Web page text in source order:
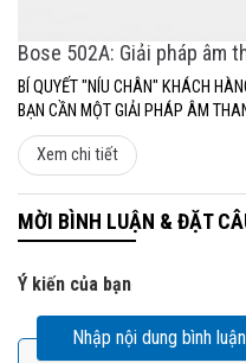
Bose 502A: Giải pháp âm
BÍ QUYẾT "NÍU CHÂN" KHÁCH
BẠN CẦN MỘT GIẢI PHÁP ÂM
Xem chi tiết
MỜI BÌNH LUẬN & ĐẶT
Ý kiến của bạn
Nhập nội dung bình luận